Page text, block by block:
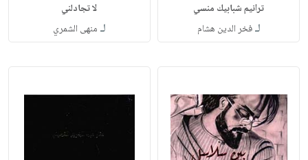
ترانيم شبابيك منسي
لـفخر الدين هشام
لا تجادلني
لـ منهى الشمري